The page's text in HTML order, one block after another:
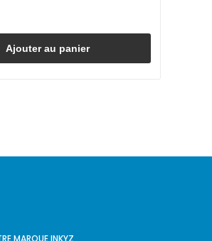
Ajouter au panier
MARQUE INKYZ